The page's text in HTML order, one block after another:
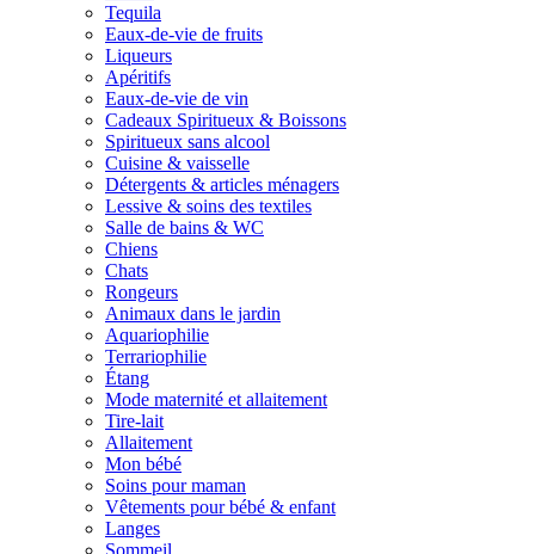
Tequila
Eaux-de-vie de fruits
Liqueurs
Apéritifs
Eaux-de-vie de vin
Cadeaux Spiritueux & Boissons
Spiritueux sans alcool
Cuisine & vaisselle
Détergents & articles ménagers
Lessive & soins des textiles
Salle de bains & WC
Chiens
Chats
Rongeurs
Animaux dans le jardin
Aquariophilie
Terrariophilie
Étang
Mode maternité et allaitement
Tire-lait
Allaitement
Mon bébé
Soins pour maman
Vêtements pour bébé & enfant
Langes
Sommeil